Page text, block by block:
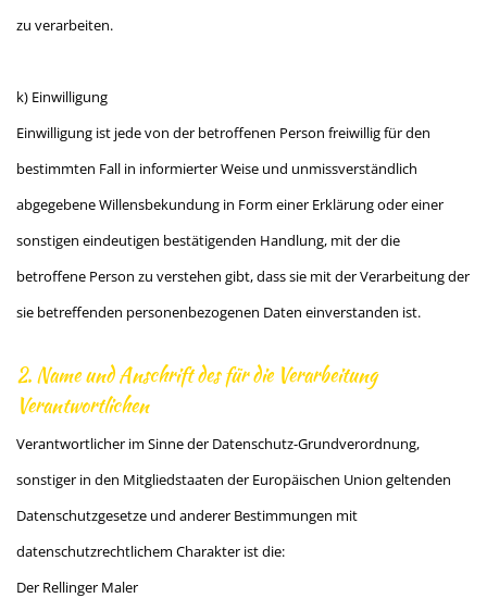
zu verarbeiten.
k) Einwilligung
Einwilligung ist jede von der betroffenen Person freiwillig für den
bestimmten Fall in informierter Weise und unmissverständlich
abgegebene Willensbekundung in Form einer Erklärung oder einer
sonstigen eindeutigen bestätigenden Handlung, mit der die
betroffene Person zu verstehen gibt, dass sie mit der Verarbeitung der
sie betreffenden personenbezogenen Daten einverstanden ist.
2. Name und Anschrift des für die Verarbeitung
Verantwortlichen
Verantwortlicher im Sinne der Datenschutz-Grundverordnung,
sonstiger in den Mitgliedstaaten der Europäischen Union geltenden
Datenschutzgesetze und anderer Bestimmungen mit
datenschutzrechtlichem Charakter ist die:
Der Rellinger Maler